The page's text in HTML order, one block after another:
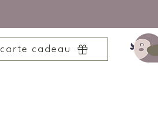
carte cadeau